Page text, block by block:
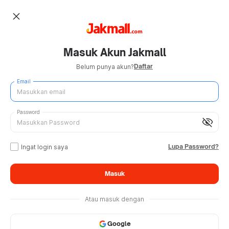
close
Masuk Akun Jakmall
Belum punya akun?Daftar
Email
visibility_off
Password
Ingat login saya Lupa Password?
Masuk
Atau masuk dengan
Google